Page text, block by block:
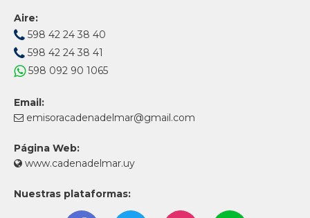
Aire:
598 42 24 38 40
598 42 24 38 41
598 092 90 1065
Email:
emisoracadenadelmar@gmail.com
Página Web:
www.cadenadelmar.uy
Nuestras plataformas: